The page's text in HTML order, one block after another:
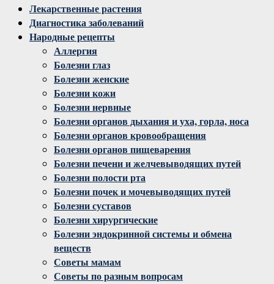
Facebook
Twitter
Instagram
YoutubeЛекарственные растения
Диагностика заболеваний
Народные рецепты
Аллергия
Болезни глаз
Болезни женские
Болезни кожи
Болезни нервные
Болезни органов дыхания и уха, горла, носа
Болезни органов кровообращения
Болезни органов пищеварения
Болезни печени и желчевыводящих путей
Болезни полости рта
Болезни почек и мочевыводящих путей
Болезни суставов
Болезни хирургические
Болезни эндокринной системы и обмена
веществ
Советы мамам
Советы по разным вопросам